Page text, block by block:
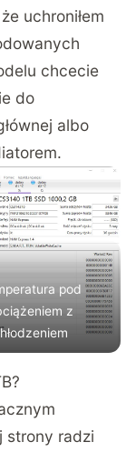
uchroniłem
chcecie
do
albo
pod
z
strony radzi